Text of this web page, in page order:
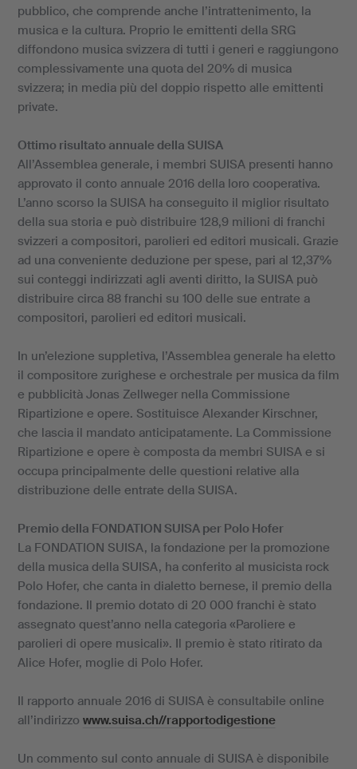
pubblico, che comprende anche l’intrattenimento, la
musica e la cultura. Proprio le emittenti della SRG
diffondono musica svizzera di tutti i generi e raggiungono
complessivamente una quota del 20% di musica
svizzera; in media più del doppio rispetto alle emittenti
private.
Ottimo risultato annuale della SUISA
All’Assemblea generale, i membri SUISA presenti hanno
approvato il conto annuale 2016 della loro cooperativa.
L’anno scorso la SUISA ha conseguito il miglior risultato
della sua storia e può distribuire 128,9 milioni di franchi
svizzeri a compositori, parolieri ed editori musicali. Grazie
ad una conveniente deduzione per spese, pari al 12,37%
sui conteggi indirizzati agli aventi diritto, la SUISA può
distribuire circa 88 franchi su 100 delle sue entrate a
compositori, parolieri ed editori musicali.
In un’elezione suppletiva, l’Assemblea generale ha eletto
il compositore zurighese e orchestrale per musica da film
e pubblicità Jonas Zellweger nella Commissione
Ripartizione e opere. Sostituisce Alexander Kirschner,
che lascia il mandato anticipatamente. La Commissione
Ripartizione e opere è composta da membri SUISA e si
occupa principalmente delle questioni relative alla
distribuzione delle entrate della SUISA.
Premio della FONDATION SUISA per Polo Hofer
La FONDATION SUISA, la fondazione per la promozione
della musica della SUISA, ha conferito al musicista rock
Polo Hofer, che canta in dialetto bernese, il premio della
fondazione. Il premio dotato di 20 000 franchi è stato
assegnato quest’anno nella categoria «Paroliere e
parolieri di opere musicali». Il premio è stato ritirato da
Alice Hofer, moglie di Polo Hofer.
Il rapporto annuale 2016 di SUISA è consultabile online
all’indirizzo www.suisa.ch//rapportodigestione
Un commento sul conto annuale di SUISA è disponibile